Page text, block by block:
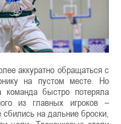
аккуратно обращаться с
на пустом месте. Но
быстро потеряла
из главных игроков –
на дальние броски,